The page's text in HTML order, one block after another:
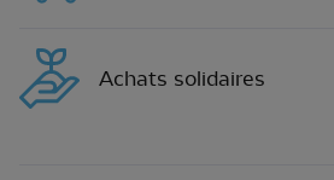
Achats solidaires